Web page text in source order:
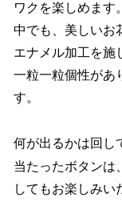
ワクを楽しめます。
中でも、美しいお
エナメル加工を施
一粒一粒個性があ
す。
何が出るかは回し
当たったボタンは
してもお楽しみい